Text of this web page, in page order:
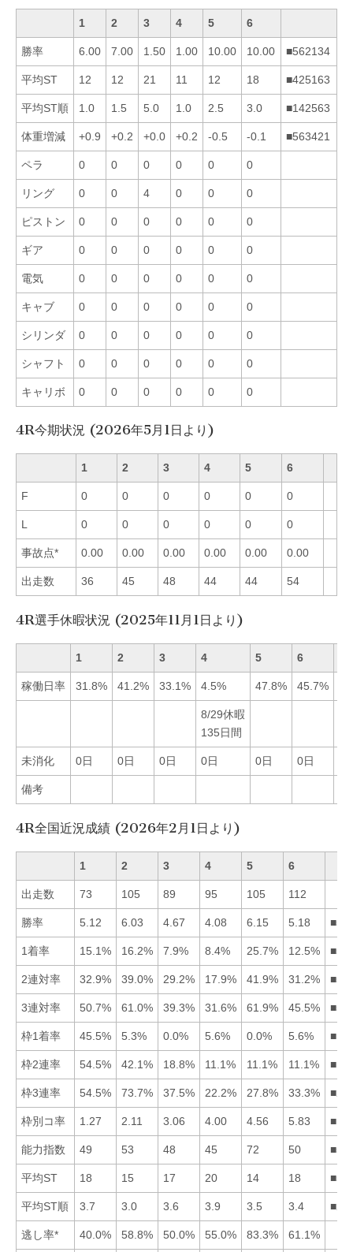
1 2 3 4 5 6
勝率 6.00 7.00 1.50 1.00 10.00 10.00 ■562134
平均ST 12 12 21 11 12 18 ■425163
平均ST順 1.0 1.5 5.0 1.0 2.5 3.0 ■142563
体重増減 +0.9 +0.2 +0.0 +0.2 -0.5 -0.1 ■563421
ペラ 0 0 0 0 0 0
リング 0 0 4 0 0 0
ピストン 0 0 0 0 0 0
ギア 0 0 0 0 0 0
電気 0 0 0 0 0 0
キャブ 0 0 0 0 0 0
シリンダ 0 0 0 0 0 0
シャフト 0 0 0 0 0 0
キャリボ 0 0 0 0 0 0
4R今期状況 (2026年5月1日より)
1 2 3 4 5 6
F 0 0 0 0 0 0
L 0 0 0 0 0 0
事故点* 0.00 0.00 0.00 0.00 0.00 0.00
出走数 36 45 48 44 44 54
4R選手休暇状況 (2025年11月1日より)
1 2 3 4 5 6
稼働日率 31.8% 41.2% 33.1% 4.5% 47.8% 45.7%
8/29休暇
135日間
未消化 0日 0日 0日 0日 0日 0日
備考
4R全国近況成績 (2026年2月1日より)
1 2 3 4 5 6
出走数 73 105 89 95 105 112
勝率 5.12 6.03 4.67 4.08 6.15 5.18
1着率 15.1% 16.2% 7.9% 8.4% 25.7% 12.5%
2連対率 32.9% 39.0% 29.2% 17.9% 41.9% 31.2%
3連対率 50.7% 61.0% 39.3% 31.6% 61.9% 45.5%
枠1着率 45.5% 5.3% 0.0% 5.6% 0.0% 5.6%
枠2連率 54.5% 42.1% 18.8% 11.1% 11.1% 11.1%
枠3連率 54.5% 73.7% 37.5% 22.2% 27.8% 33.3%
枠別コ率 1.27 2.11 3.06 4.00 4.56 5.83
能力指数 49 53 48 45 72 50
平均ST 18 15 17 20 14 18
平均ST順 3.7 3.0 3.6 3.9 3.5 3.4
逃し率* 40.0% 58.8% 50.0% 55.0% 83.3% 61.1%